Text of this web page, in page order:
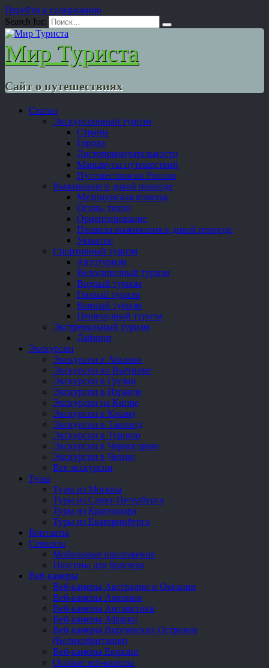
Перейти к содержанию
Search for:
Мир Туриста
Сайт о путешествиях
Статьи
Экскурсионный туризм
Страны
Города
Достопримечательности
Маршруты путешествий
Путешествия по России
Выживание в дикой природе
Медицинская помощь
Огонь, тепло
Ориентирование
Правила выживания в дикой природе
Укрытие
Спортивный туризм
Автотуризм
Велосипедный туризм
Водный туризм
Горный туризм
Конный туризм
Пешеходный туризм
Экстремальный туризм
Дайвинг
Экскурсии
Экскурсии в Абхазии
Экскурсии во Вьетнаме
Экскурсии в Грузии
Экскурсии в Израиле
Экскурсии на Кипре
Экскурсии в Крыму
Экскурсии в Таиланд
Экскурсии в Турцию
Экскурсии в Черногорию
Экскурсии в Чехию
Все экскурсии
Туры
Туры из Москвы
Туры из Санкт-Петербурга
Туры из Краснодара
Туры из Екатеринбурга
Контакты
Сервисы
Мобильные приложения
Плагины для браузера
Веб-камеры
Веб-камеры Австралии и Океании
Веб-камеры Америки
Веб-камеры Антарктики
Веб-камеры Африки
Веб-камеры Виргинских Островов
(Великобритания)
Веб-камеры Евразии
Особые веб-камеры